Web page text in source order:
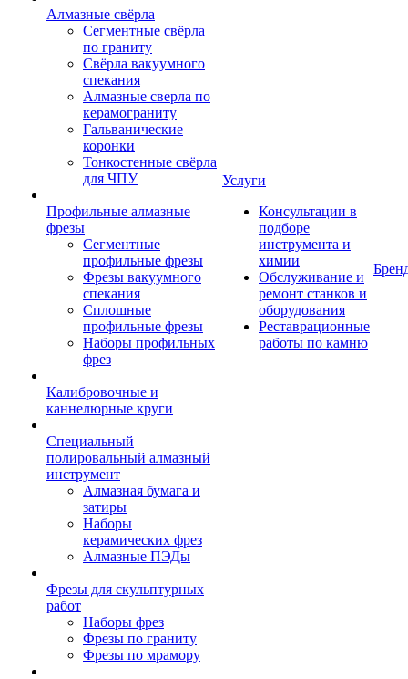
Алмазные свёрла
Сегментные свёрла
по граниту
Свёрла вакуумного
спекания
Алмазные сверла по
керамограниту
Гальванические
коронки
Тонкостенные свёрла
для ЧПУ
Профильные алмазные
фрезы
Сегментные
профильные фрезы
Фрезы вакуумного
спекания
Сплошные
профильные фрезы
Наборы профильных
фрез
Калибровочные и
каннелюрные круги
Специальный
полировальный алмазный
инструмент
Алмазная бумага и
затиры
Наборы
керамических фрез
Алмазные ПЭДы
Фрезы для скульптурных
работ
Наборы фрез
Фрезы по граниту
Фрезы по мрамору
Услуги
Консультации в
подборе
инструмента и
химии
Обслуживание и
ремонт станков и
оборудования
Реставрационные
работы по камню